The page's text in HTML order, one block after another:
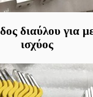
διαύλου για
ισχύος